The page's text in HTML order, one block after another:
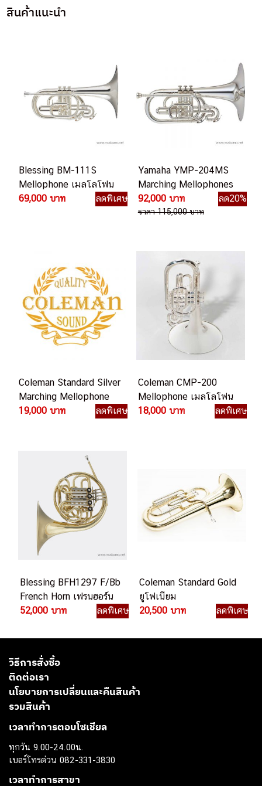
สินค้าแนะนำ
Blessing BM-111S
Mellophone เมลโลโฟน
69,000 บาท
ลดพิเศษ
Yamaha YMP-204MS
Marching Mellophones
92,000 บาท
ลด20%
ราคา 115,000 บาท
Coleman Standard Silver
Marching Mellophone
19,000 บาท
ลดพิเศษ
Coleman CMP-200
Mellophone เมลโลโฟน
18,000 บาท
ลดพิเศษ
Blessing BFH1297 F/Bb
French Horn เฟรนฮอร์น
52,000 บาท
ลดพิเศษ
Coleman Standard Gold
ยูโฟเนียม
20,500 บาท
ลดพิเศษ
วิธีการสั่งซื้อ
ติดต่อเรา
นโยบายการเปลี่ยนและคืนสินค้า
รวมสินค้า
เวลาทำการตอบโซเชียล
ทุกวัน 9.00-24.00น.
เบอร์โทรด่วน 082-331-3830
เวลาทำการสาขา